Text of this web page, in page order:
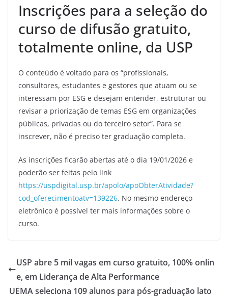
Inscrições para a seleção do
curso de difusão gratuito,
totalmente online, da USP
O conteúdo é voltado para os “profissionais,
consultores, estudantes e gestores que atuam ou se
interessam por ESG e desejam entender, estruturar ou
revisar a priorização de temas ESG em organizações
públicas, privadas ou do terceiro setor”. Para se
inscrever, não é preciso ter graduação completa.
As inscrições ficarão abertas até o dia 19/01/2026 e
poderão ser feitas pelo link
https://uspdigital.usp.br/apolo/apoObterAtividade?
cod_oferecimentoatv=139226. No mesmo endereço
eletrônico é possível ter mais informações sobre o
curso.
USP abre 5 mil vagas em curso gratuito, 100% onlin
e, em Liderança de Alta Performance
UEMA seleciona 109 alunos para pós-graduação lato